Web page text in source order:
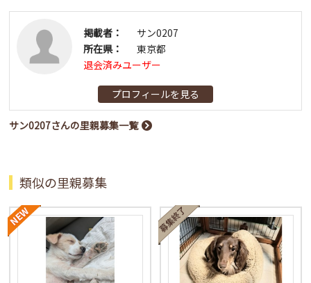
掲載者：
サン0207
所在県：
東京都
退会済みユーザー
プロフィールを見る
サン0207さんの里親募集一覧
類似の里親募集